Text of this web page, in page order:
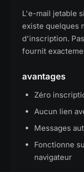
L'e-mail jetable
existe quelques
d'inscription.
fournit
avantages
Zéro
Aucun lien
Messages
Fonctionne
navigateur